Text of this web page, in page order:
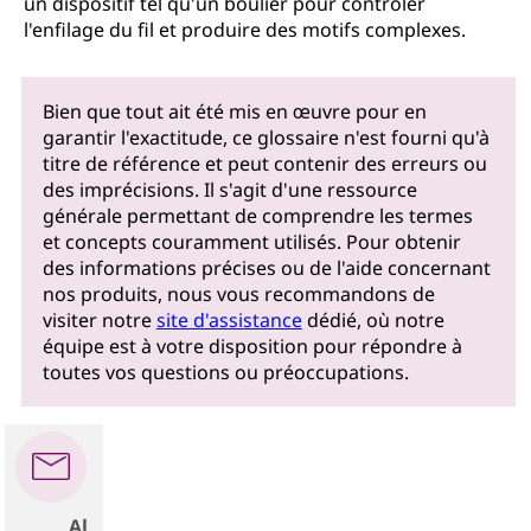
l'enfilage du fil et produire des motifs complexes.
Bien que tout ait été mis en œuvre pour en
garantir l'exactitude, ce glossaire n'est fourni qu'à
titre de référence et peut contenir des erreurs ou
des imprécisions. Il s'agit d'une ressource
générale permettant de comprendre les termes
et concepts couramment utilisés. Pour obtenir
des informations précises ou de l'aide concernant
nos produits, nous vous recommandons de
visiter notresite d'assistancedédié, où notre
équipe est à votre disposition pour répondre à
toutes vos questions ou préoccupations.